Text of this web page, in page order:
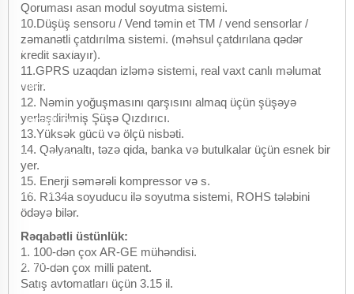
the most powerful
SEO-friendly text
about [avtomobil
modeli] for
rentacarXNUMX.az
site." Qeyd: "
yerinə təsvirini
Qoruması asan modul soyutma sistemi.
10.Düşüş sensoru / Vend təmin et TM / vend sensorlar /
zəmanətli çatdırılma sistemi. (məhsul çatdırılana qədər
kredit saxlayır).
11.GPRS uzaqdan izləmə sistemi, real vaxt canlı məlumat
verir.
12. Nəmin yoğuşmasını qarşısını almaq üçün şüşəyə
yerləşdirilmiş Şüşə Qızdırıcı.
13.Yüksək gücü və ölçü nisbəti.
14. Qəlyanaltı, təzə qida, banka və butulkalar üçün esnek bir
yer.
15. Enerji səmərəli kompressor və s.
16. R134a soyuducu ilə soyutma sistemi, ROHS tələbini
ödəyə bilər.
Rəqabətli üstünlük:
1. 100-dən çox AR-GE mühəndisi.
2. 70-dən çox milli patent.
Satış avtomatları üçün 3.15 il.